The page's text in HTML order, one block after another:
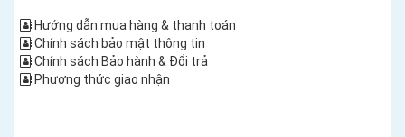
Hướng dẫn mua hàng & thanh toán
Chính sách bảo mật thông tin
Chính sách Bảo hành & Đổi trả
Phương thức giao nhận